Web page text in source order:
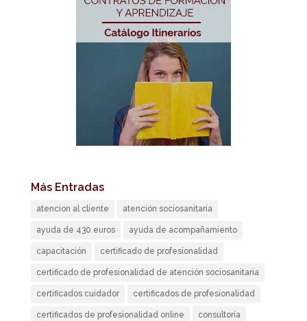
Más Entradas
atencion al cliente atención sociosanitaria
ayuda de 430 euros ayuda de acompañamiento
capacitación certificado de profesionalidad
certificado de profesionalidad de atención sociosanitaria
certificados cuidador certificados de profesionalidad
certificados de profesionalidad online consultoría